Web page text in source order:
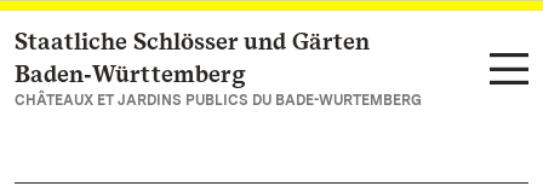
Vers la page d’accueil
Staatliche Schlösser und Gärten
Baden‑Württemberg
CHÂTEAUX ET JARDINS PUBLICS DU BADE-WURTEMBERG